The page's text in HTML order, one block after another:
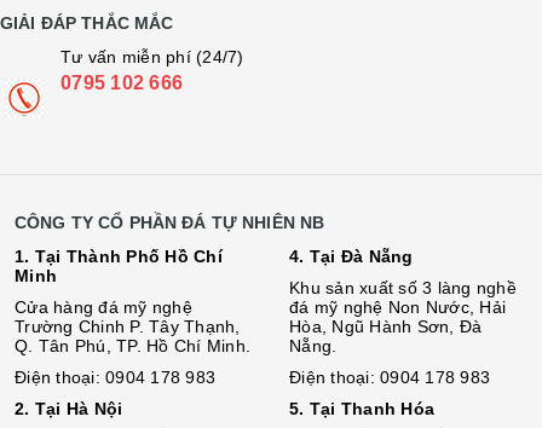
GIẢI ĐÁP THẮC MẮC
Tư vấn miễn phí (24/7)
0795 102 666
CÔNG TY CỔ PHẦN ĐÁ TỰ NHIÊN NB
1. Tại Thành Phố Hồ Chí
Minh
Cửa hàng đá mỹ nghệ
Trường Chinh P. Tây Thạnh,
Q. Tân Phú, TP. Hồ Chí Minh.
Điện thoại: 0904 178 983
2. Tại Hà Nội
4. Tại Đà Nẵng
Khu sản xuất số 3 làng nghề
đá mỹ nghệ Non Nước, Hải
Hòa, Ngũ Hành Sơn, Đà
Nẵng.
Điện thoại: 0904 178 983
5. Tại Thanh Hóa